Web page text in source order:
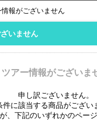
情報がございません
いません
ツアー情報がございま
申し訳ございません。
件に該当する商品がござい
、下記のいずれかのペー